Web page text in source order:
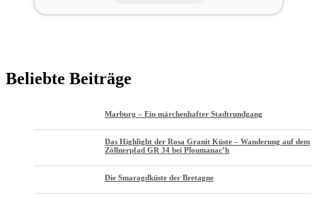
Beliebte Beiträge
Marburg – Ein märchenhafter Stadtrundgang
Das Highlight der Rosa Granit Küste – Wanderung auf dem
Zöllnerpfad GR 34 bei Ploumanac’h
Die Smaragdküste der Bretagne